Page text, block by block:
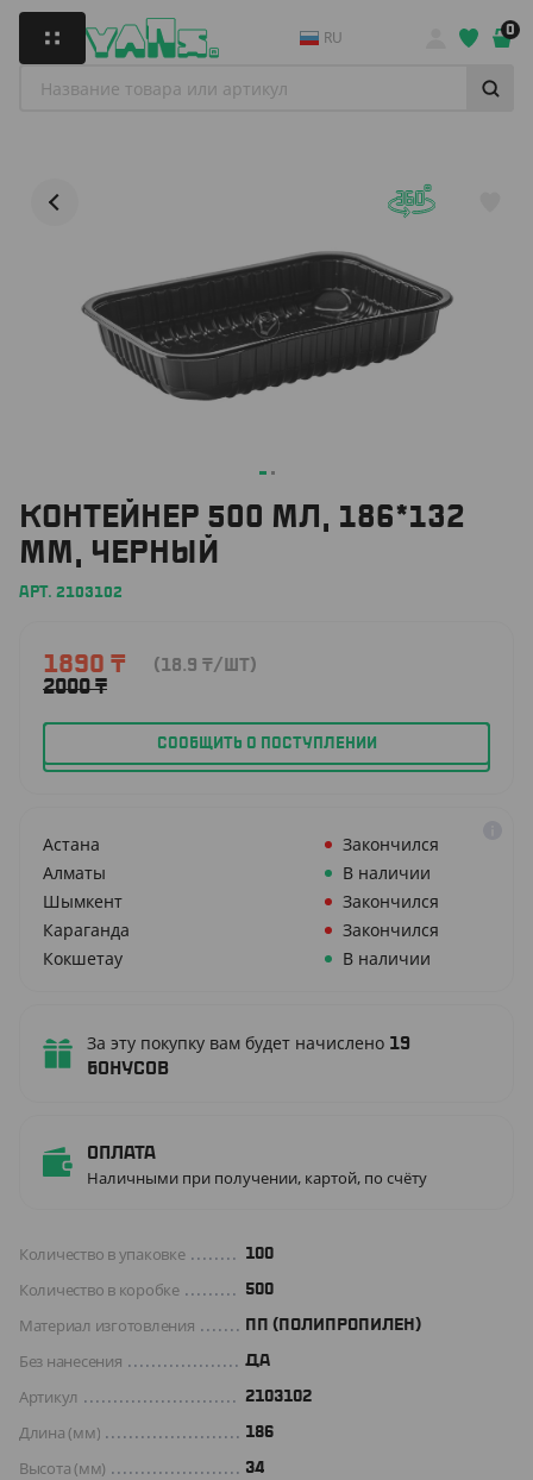
RU 0
КОНТЕЙНЕР 500 МЛ, 186*132
ММ, ЧЕРНЫЙ
АРТ. 2103102
1890 ₸
2000₸
(18.9 ₸/ШТ)
СООБЩИТЬ О ПОСТУПЛЕНИИ
Астана
Закончился
Алматы
В наличии
Шымкент
Закончился
Караганда
Закончился
Кокшетау
В наличии
За эту покупку вам будет начислено 19
бонусов
Оплата
Наличными при получении, картой, по счёту
Количество в упаковке 100
Количество в коробке 500
Материал изготовления ПП (ПОЛИПРОПИЛЕН)
Без нанесения ДА
Артикул 2103102
Длина (мм) 186
Высота (мм) 34